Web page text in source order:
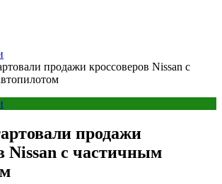
продажи кроссоверов Nissan с
продажи
Nissan с частичным